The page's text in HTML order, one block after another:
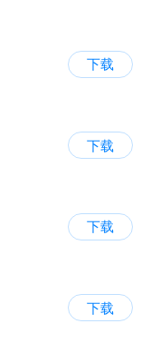
下载
下载
下载
下载